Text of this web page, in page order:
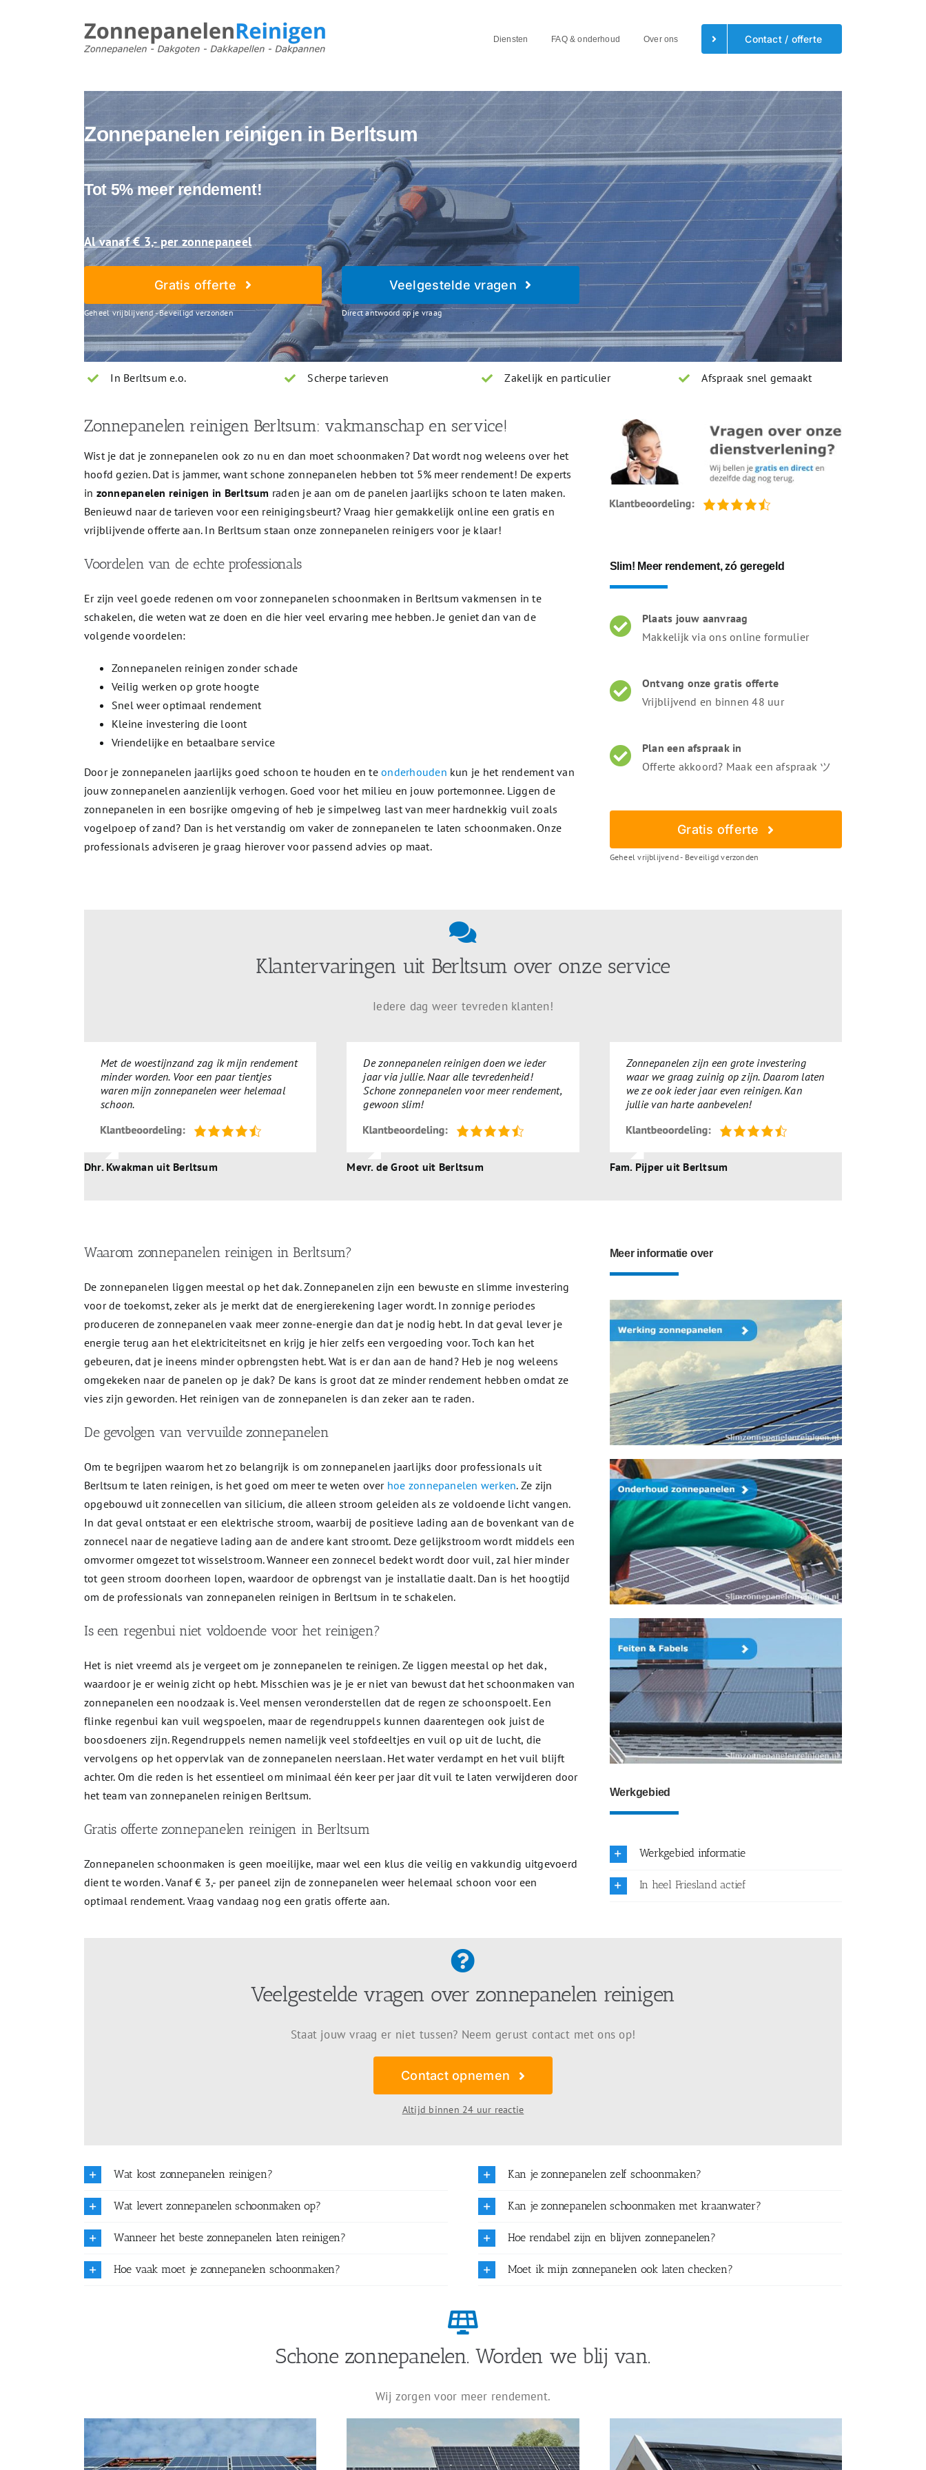
Diensten FAQ & onderhoud Over ons Contact / offerte
Zonnepanelen reinigen in Berltsum
Tot 5% meer rendement!
Al vanaf € 3,- per zonnepaneel
Gratis offerte
Geheel vrijblijvend - Beveiligd verzonden
Veelgestelde vragen
Direct antwoord op je vraag
In Berltsum e.o. Scherpe tarieven Zakelijk en particulier Afspraak snel gemaakt
Zonnepanelen reinigen Berltsum: vakmanschap en service!
Wist je dat je zonnepanelen ook zo nu en dan moet schoonmaken? Dat wordt nog weleens over het
hoofd gezien. Dat is jammer, want schone zonnepanelen hebben tot 5% meer rendement! De experts
in zonnepanelen reinigen in Berltsum raden je aan om de panelen jaarlijks schoon te laten maken.
Benieuwd naar de tarieven voor een reinigingsbeurt? Vraag hier gemakkelijk online een gratis en
vrijblijvende offerte aan. In Berltsum staan onze zonnepanelen reinigers voor je klaar!
Voordelen van de echte professionals
Er zijn veel goede redenen om voor zonnepanelen schoonmaken in Berltsum vakmensen in te
schakelen, die weten wat ze doen en die hier veel ervaring mee hebben. Je geniet dan van de
volgende voordelen:
Zonnepanelen reinigen zonder schade
Veilig werken op grote hoogte
Snel weer optimaal rendement
Kleine investering die loont
Vriendelijke en betaalbare service
Door je zonnepanelen jaarlijks goed schoon te houden en teonderhouden kun je het rendement van
jouw zonnepanelen aanzienlijk verhogen. Goed voor het milieu en jouw portemonnee. Liggen de
zonnepanelen in een bosrijke omgeving of heb je simpelweg last van meer hardnekkig vuil zoals
vogelpoep of zand? Dan is het verstandig om vaker de zonnepanelen te laten schoonmaken. Onze
professionals adviseren je graag hierover voor passend advies op maat.
Slim! Meer rendement, zó geregeld
Plaats jouw aanvraag
Makkelijk via ons online formulier
Ontvang onze gratis offerte
Vrijblijvend en binnen 48 uur
Plan een afspraak in
Offerte akkoord? Maak een afspraak ツ
Gratis offerte
Geheel vrijblijvend - Beveiligd verzonden
Klantervaringen uit Berltsum over onze service
Iedere dag weer tevreden klanten!
Met de woestijnzand zag ik mijn rendement
minder worden. Voor een paar tientjes
waren mijn zonnepanelen weer helemaal
schoon.
Dhr. Kwakman uit Berltsum
De zonnepanelen reinigen doen we ieder
jaar via jullie. Naar alle tevredenheid!
Schone zonnepanelen voor meer rendement,
gewoon slim!
Mevr. de Groot uit Berltsum
Zonnepanelen zijn een grote investering
waar we graag zuinig op zijn. Daarom laten
we ze ook ieder jaar even reinigen. Kan
jullie van harte aanbevelen!
Fam. Pijper uit Berltsum
Waarom zonnepanelen reinigen in Berltsum?
De zonnepanelen liggen meestal op het dak. Zonnepanelen zijn een bewuste en slimme investering
voor de toekomst, zeker als je merkt dat de energierekening lager wordt. In zonnige periodes
produceren de zonnepanelen vaak meer zonne-energie dan dat je nodig hebt. In dat geval lever je
energie terug aan het elektriciteitsnet en krijg je hier zelfs een vergoeding voor. Toch kan het
gebeuren, dat je ineens minder opbrengsten hebt. Wat is er dan aan de hand? Heb je nog weleens
omgekeken naar de panelen op je dak? De kans is groot dat ze minder rendement hebben omdat ze
vies zijn geworden. Het reinigen van de zonnepanelen is dan zeker aan te raden.
De gevolgen van vervuilde zonnepanelen
Om te begrijpen waarom het zo belangrijk is om zonnepanelen jaarlijks door professionals uit
Berltsum te laten reinigen, is het goed om meer te weten over hoe zonnepanelen werken. Ze zijn
opgebouwd uit zonnecellen van silicium, die alleen stroom geleiden als ze voldoende licht vangen.
In dat geval ontstaat er een elektrische stroom, waarbij de positieve lading aan de bovenkant van de
zonnecel naar de negatieve lading aan de andere kant stroomt. Deze gelijkstroom wordt middels een
omvormer omgezet tot wisselstroom. Wanneer een zonnecel bedekt wordt door vuil, zal hier minder
tot geen stroom doorheen lopen, waardoor de opbrengst van je installatie daalt. Dan is het hoogtijd
om de professionals van zonnepanelen reinigen in Berltsum in te schakelen.
Is een regenbui niet voldoende voor het reinigen?
Het is niet vreemd als je vergeet om je zonnepanelen te reinigen. Ze liggen meestal op het dak,
waardoor je er weinig zicht op hebt. Misschien was je je er niet van bewust dat het schoonmaken van
zonnepanelen een noodzaak is. Veel mensen veronderstellen dat de regen ze schoonspoelt. Een
flinke regenbui kan vuil wegspoelen, maar de regendruppels kunnen daarentegen ook juist de
boosdoeners zijn. Regendruppels nemen namelijk veel stofdeeltjes en vuil op uit de lucht, die
vervolgens op het oppervlak van de zonnepanelen neerslaan. Het water verdampt en het vuil blijft
achter. Om die reden is het essentieel om minimaal één keer per jaar dit vuil te laten verwijderen door
het team van zonnepanelen reinigen Berltsum.
Gratis offerte zonnepanelen reinigen in Berltsum
Zonnepanelen schoonmaken is geen moeilijke, maar wel een klus die veilig en vakkundig uitgevoerd
dient te worden. Vanaf € 3,- per paneel zijn de zonnepanelen weer helemaal schoon voor een
optimaal rendement. Vraag vandaag nog een gratis offerte aan.
Meer informatie over
Werkgebied
Werkgebied informatie
In heel Friesland actief
Veelgestelde vragen over zonnepanelen reinigen
Staat jouw vraag er niet tussen? Neem gerust contact met ons op!
Contact opnemen
Altijd binnen 24 uur reactie
Wat kost zonnepanelen reinigen?
Wat levert zonnepanelen schoonmaken op?
Wanneer het beste zonnepanelen laten reinigen?
Hoe vaak moet je zonnepanelen schoonmaken?
Kan je zonnepanelen zelf schoonmaken?
Kan je zonnepanelen schoonmaken met kraanwater?
Hoe rendabel zijn en blijven zonnepanelen?
Moet ik mijn zonnepanelen ook laten checken?
Schone zonnepanelen. Worden we blij van.
Wij zorgen voor meer rendement.